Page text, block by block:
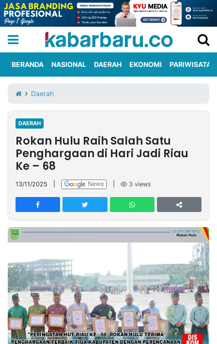
Iklan
Berita
Kami
Nasional
International
Olahraga
Entertainment
Daerah
Pariwisata
Kuliner
Kolom
Network
PT
TREETAN
INDONESIA
Partner
Insight
NTB
Suara
Time
Lens
IDN
Daily
Jogja
Jalan
Rakyat
Idealita
News
Kita
Notice
Dinamikapost.com
Radar
Baru
Seedbacklink
Follow
Kabarbaru
BERANDA NASIONAL DAERAH EKONOMI PARIWISATA
Daerah
DAERAH
Rokan Hulu Raih Salah Satu
Penghargaan di Hari Jadi Riau
Ke – 68
13/11/2025 3 views